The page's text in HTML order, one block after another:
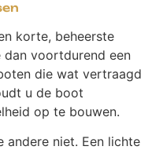
korte, beheerste
dan voortdurend een
die wat vertraagd
u de boot
op te bouwen.
andere niet. Een lichte